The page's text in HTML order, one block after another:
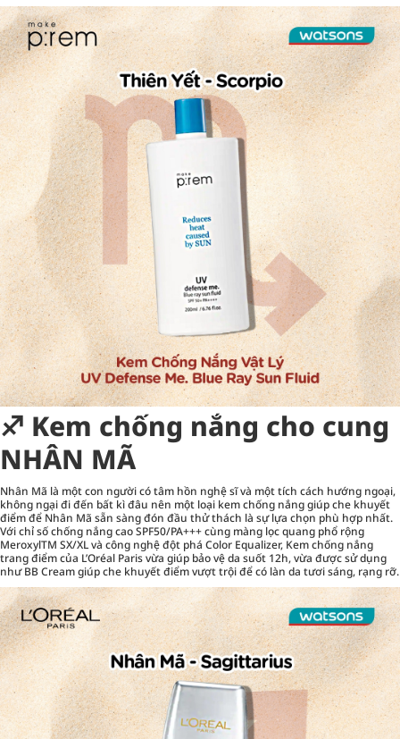
♐︎ Kem chống nắng cho cung
NHÂN MÃ
Nhân Mã là một con người có tâm hồn nghệ sĩ và một tích cách hướng ngoại,
không ngại đi đến bất kì đâu nên một loại kem chống nắng giúp che khuyết
điểm để Nhân Mã sẵn sàng đón đầu thử thách là sự lựa chọn phù hợp nhất.
Với chỉ số chống nắng cao SPF50/PA+++ cùng màng lọc quang phổ rộng
MeroxylTM SX/XL và công nghệ đột phá Color Equalizer, Kem chống nắng
trang điểm của L’Oréal Parisvừa giúp bảo vệ da suốt 12h, vừa được sử dụng
như BB Cream giúp che khuyết điểm vượt trội để có làn da tươi sáng, rạng rỡ.